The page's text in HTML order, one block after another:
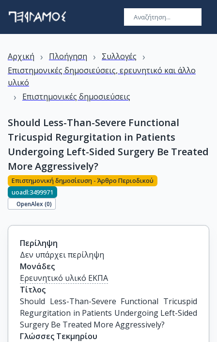
Αρχική › Πλοήγηση › Συλλογές ›
Επιστημονικές δημοσιεύσεις, ερευνητικό και άλλο
υλικό
› Επιστημονικές δημοσιεύσεις
Should Less-Than-Severe Functional
Tricuspid Regurgitation in Patients
Undergoing Left-Sided Surgery Be Treated
More Aggressively?
Επιστημονική δημοσίευση - Άρθρο Περιοδικού
uoadl:3499971
OpenAlex (0)
Περίληψη
Δεν υπάρχει περίληψη
Μονάδες
Ερευνητικό υλικό ΕΚΠΑ
Τίτλος
Should Less-Than-Severe Functional Tricuspid
Regurgitation in Patients Undergoing Left-Sided
Surgery Be Treated More Aggressively?
Γλώσσες Τεκμηρίου